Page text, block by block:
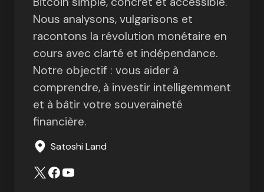
Nous analysons, vulgarisons et
racontons la révolution monétaire en
cours avec clarté et indépendance.
Notre objectif : vous aider à
comprendre, à investir intelligemment
et à bâtir votre souveraineté
financière.
Satoshi Land